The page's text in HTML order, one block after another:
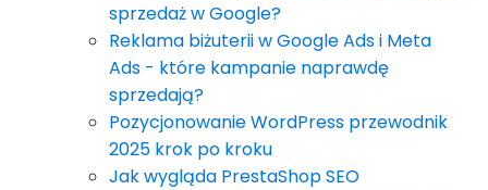
sprzedaż w Google?
Reklama biżuterii w Google Ads i Meta
Ads - które kampanie naprawdę
sprzedają?
Pozycjonowanie WordPress przewodnik
2025 krok po kroku
Jak wygląda PrestaShop SEO